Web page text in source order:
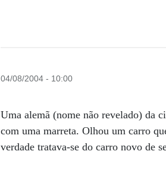
04/08/2004 - 10:00
Uma alemã (nome não revelado) da
com uma marreta. Olhou um carro
verdade tratava-se do carro novo de